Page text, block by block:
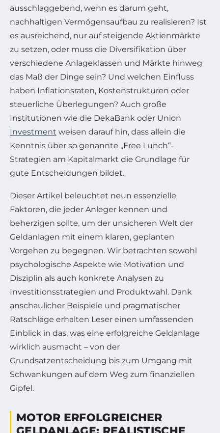
ausschlaggebend, wenn es darum geht,
nachhaltigen Vermögensaufbau zu realisieren? Ist
es ausreichend, nur auf steigende Aktienmärkte
zu setzen, oder muss die Diversifikation über
verschiedene Anlageklassen und Märkte hinweg
das Maß der Dinge sein? Und welchen Einfluss
haben Inflationsraten, Kostenstrukturen oder
steuerliche Überlegungen? Auch große
Institutionen wie die DekaBank oder Union
Investment weisen darauf hin, dass allein die
Kenntnis über so genannte „Free Lunch“-
Strategien am Kapitalmarkt die Grundlage für
gute Entscheidungen bildet.
Dieser Artikel beleuchtet neun essenzielle
Faktoren, die jeder Anleger kennen und
beherzigen sollte, um der unsicheren Welt der
Geldanlagen mit einem klaren, geplanten
Vorgehen zu begegnen. Wir betrachten sowohl
psychologische Aspekte wie Motivation und
Disziplin als auch konkrete Analysen zu
Investitionsstrategien und Produktwahl. Dank
anschaulicher Beispiele und pragmatischer
Ratschläge erhalten Leser einen umfassenden
Einblick in das, was eine erfolgreiche Geldanlage
wirklich ausmacht – von der
Grundsatzentscheidung bis zum Umgang mit
Schwankungen auf dem Weg zum finanziellen
Gipfel.
MOTOR ERFOLGREICHER